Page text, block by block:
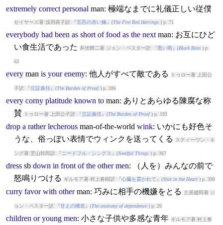
extremely correct personal man: 極端なまでに礼儀正しい従僕
セイヤーズ著 浅羽莢子訳 『五匹の赤い鰊 』(The Five Red Herrings) p. 71
everybody had been as short of food as the next man: お互にひど
い食生活であった 井伏鱒二著 ジョン・ベスター訳 『黒い雨』(Black Rain) p.
63
every man is your enemy: 他人がすべて敵である トゥロー著 上田公
子訳 『立証責任』(The Burden of Proof) p. 286
every corny platitude known to man: ありとあらゆる陳腐な称
賛
トゥロー著 上田公子訳 『立証責任』(The Burden of Proof) p. 193
drop a rather lecherous man-of-the-world wink: いかにも好色そ
うな、俗っぽい表情でウィンクを送ってくる
スティーヴン・キ
ング著 芝山幹郎訳 『 ニードフル・シングス 』(Needful Things) p. 367
dresssb down in front of the other men: （人を）みんなの前で
怒鳴りつける
ギルモア著 村上春樹訳 『心臓を貫かれて 』(Shot in the Heart) p. 390
curry favor with other man: 巧みに相手の機嫌をとる 土居健郎著 ジ
ョン・ベスター訳 『甘えの構造 』(The anatomy of dependence) p. 26
children or young men: 小さな子供や多感な青年 ギルモア著 村上春